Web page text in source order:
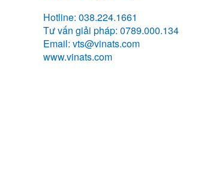
Hotline: 038.224.1661
Tư vấn giải pháp: 0789.000.134
Email: vts@vinats.com
www.vinats.com